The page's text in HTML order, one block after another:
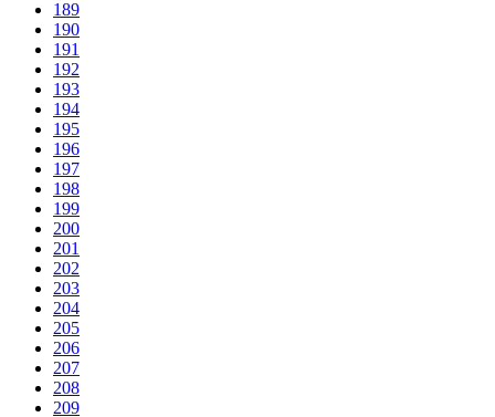
189
190
191
192
193
194
195
196
197
198
199
200
201
202
203
204
205
206
207
208
209